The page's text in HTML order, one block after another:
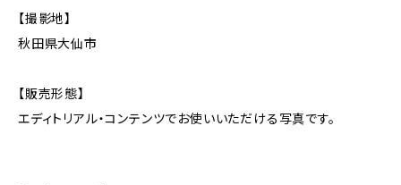
【撮影地】
秋田県大仙市
【販売形態】
エディトリアル・コンテンツでお使いいただける写真です。